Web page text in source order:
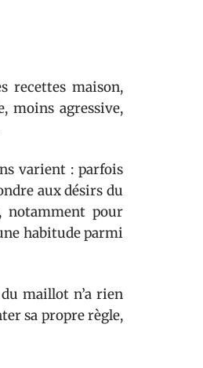
recettes maison,
moins agressive,
varient : parfois
aux désirs du
notamment pour
habitude parmi
maillot n’a rien
sa propre règle,